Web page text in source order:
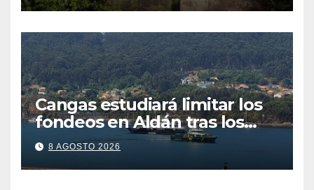
Cangas estudiará limitar los
fondeos en Aldán tras los
últimos episodios de
contaminación en Arneles
8 AGOSTO 2026